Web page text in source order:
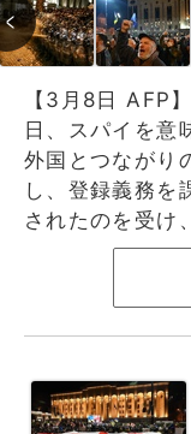
【3月8日 AFP
日、スパイを意
外国とつながり
し、登録義務を
されたのを受け